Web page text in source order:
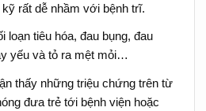
rất dễ nhầm với bệnh trĩ.
loạn tiêu hóa, đau bụng, đau
yếu và tỏ ra mệt mỏi…
thấy những triệu chứng trên từ
đưa trẻ tới bệnh viện hoặc